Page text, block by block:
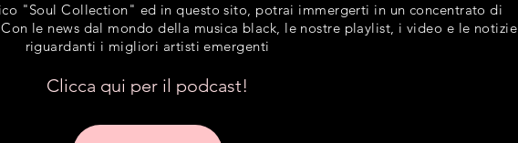
"Soul Collection" ed in questo sito, potrai immergerti in un concentrato di
le news dal mondo della musica black, le nostre playlist, i video e le notizie
riguardanti i migliori artisti emergenti
Clicca qui per il podcast!